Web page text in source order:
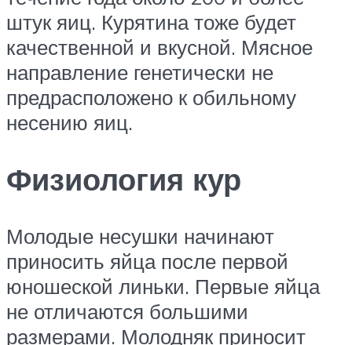
штук яиц. Курятина тоже будет
качественной и вкусной. Мясное
направление генетически не
предрасположено к обильному
несению яиц.
Физиология кур
Молодые несушки начинают
приносить яйца после первой
юношеской линьки. Первые яйца
не отличаются большими
размерами. Молодняк приносит